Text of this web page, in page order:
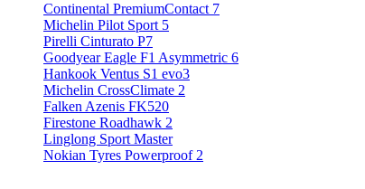
Continental PremiumContact 7
Michelin Pilot Sport 5
Pirelli Cinturato P7
Goodyear Eagle F1 Asymmetric 6
Hankook Ventus S1 evo3
Michelin CrossClimate 2
Falken Azenis FK520
Firestone Roadhawk 2
Linglong Sport Master
Nokian Tyres Powerproof 2